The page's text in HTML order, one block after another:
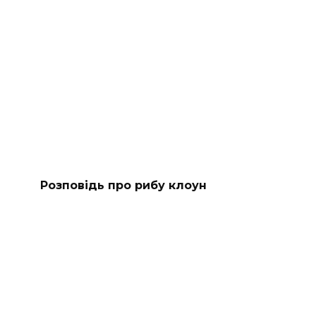
Розповідь про рибу клоун